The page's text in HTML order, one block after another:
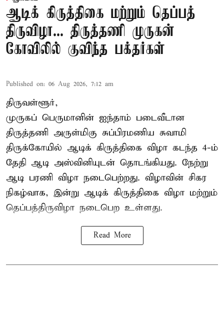
ஆடிக் கிருத்திகை மற்றும் தெப்பத்
திருவிழா... திருத்தணி முருகன்
கோவிலில் குவிந்த பக்தர்கள்
Published on: 06 Aug 2026, 7:12 am
திருவள்ளூர்,
முருகப் பெருமானின் ஐந்தாம் படைவீடான
திருத்தணி அருள்மிகு சுப்பிரமணிய சுவாமி
திருக்கோயில் ஆடிக் கிருத்திகை விழா கடந்த 4-ம்
தேதி ஆடி அஸ்வினியுடன் தொடங்கியது. நேற்று
ஆடி பரணி விழா நடைபெற்றது. விழாவின் சிகர
நிகழ்வாக, இன்று ஆடிக் கிருத்திகை விழா மற்றும்
தெப்பத்திருவிழா நடைபெற உள்ளது.
Read More